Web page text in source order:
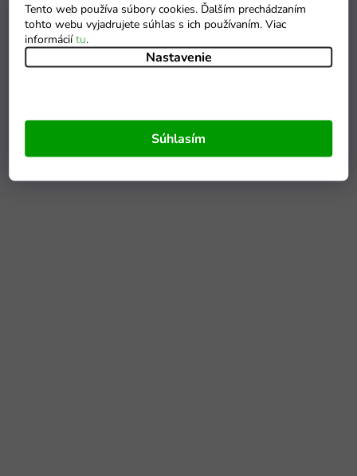
Tento web používa súbory cookies. Ďalším prechádzaním
tohto webu vyjadrujete súhlas s ich používaním. Viac
informáciítu.
Nastavenie
Súhlasím